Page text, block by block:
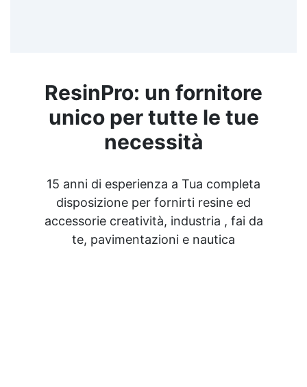
ResinPro: un fornitore
unico per tutte le tue
necessità
15 anni di esperienza a Tua completa
disposizione per fornirti resine ed
accessorie creatività, industria , fai da
te, pavimentazioni e nautica